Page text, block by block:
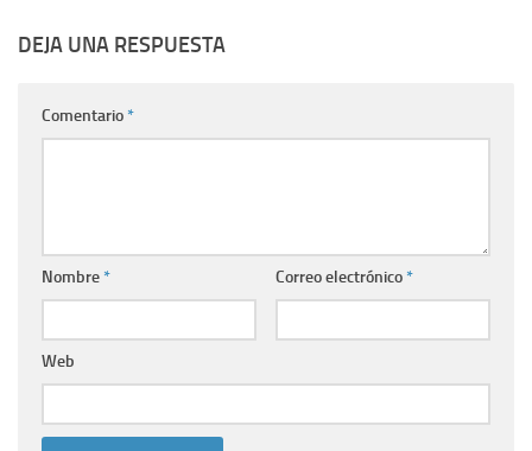
DEJA UNA RESPUESTA
Comentario*
Nombre* Correo electrónico*
Web